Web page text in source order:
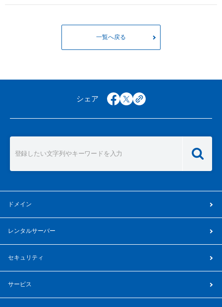
一覧へ戻る
シェア facebook
x copy
ドメイン
レンタルサーバー
セキュリティ
サービス